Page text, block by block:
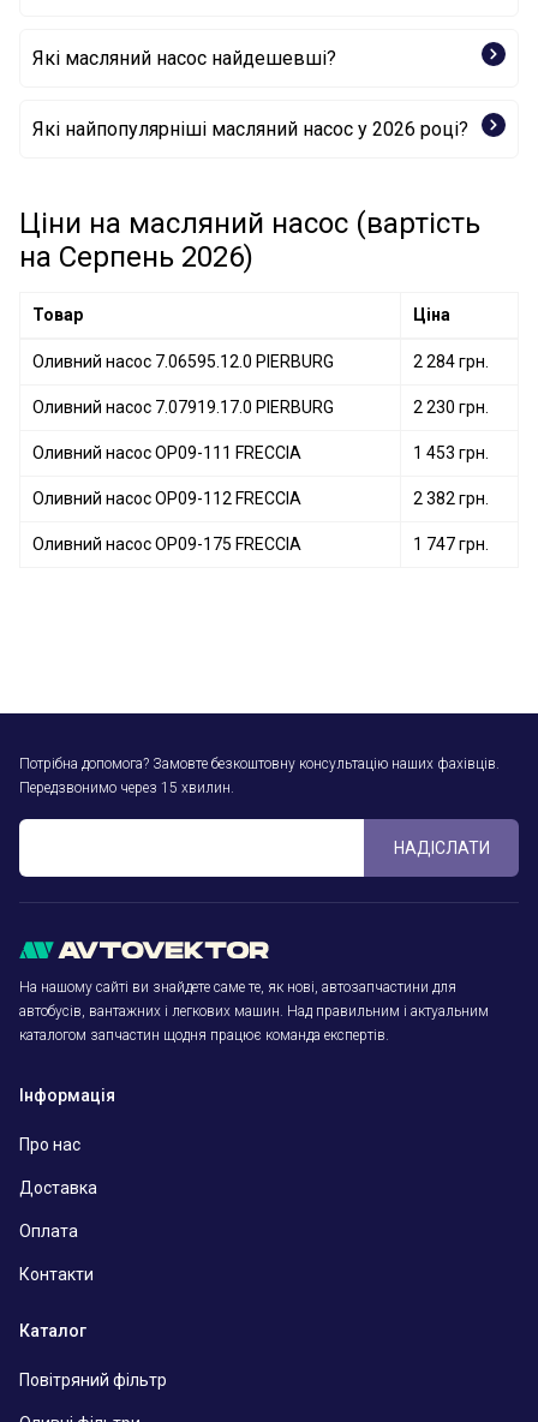
Які масляний насос найдешевші?
Оливний насос MD149743 MITSUBISHI
Які найпопулярніші масляний насос у 2026 році?
Оливний насос 32302 FEBI BILSTEIN
Оливний насос 7.07919.11.0 PIERBURG
Оливний насос LP0412 BGA
Ціни на масляний насос (вартість
на Серпень 2026)
Товар Ціна
Оливний насос 7.06595.12.0 PIERBURG 2 284 грн.
Оливний насос 7.07919.17.0 PIERBURG 2 230 грн.
Оливний насос OP09-111 FRECCIA 1 453 грн.
Оливний насос OP09-112 FRECCIA 2 382 грн.
Оливний насос OP09-175 FRECCIA 1 747 грн.
Потрібна допомога? Замовте безкоштовну консультацію наших фахівців.
Передзвонимо через 15 хвилин.
НАДІСЛАТИ
На нашому сайті ви знайдете саме те, як нові, автозапчастини для
автобусів, вантажних і легкових машин. Над правильним і актуальним
каталогом запчастин щодня працює команда експертів.
Інформація
Про нас
Доставка
Оплата
Контакти
Каталог
Повітряний фільтр